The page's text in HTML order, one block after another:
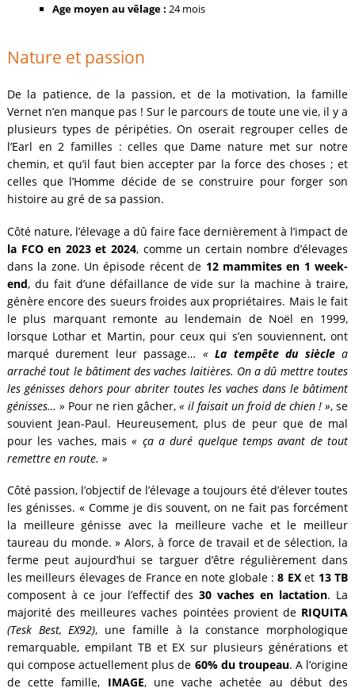
Age moyen au vêlage : 24 mois
Nature et passion
De la patience, de la passion, et de la motivation, la famille
Vernet n’en manque pas ! Sur le parcours de toute une vie, il y a
plusieurs types de péripéties. On oserait regrouper celles de
l’Earl en 2 familles : celles que Dame nature met sur notre
chemin, et qu’il faut bien accepter par la force des choses ; et
celles que l’Homme décide de se construire pour forger son
histoire au gré de sa passion.
Côté nature, l’élevage a dû faire face dernièrement à l’impact de
la FCO en 2023 et 2024, comme un certain nombre d’élevages
dans la zone. Un épisode récent de 12 mammites en 1 week-
end, du fait d’une défaillance de vide sur la machine à traire,
génère encore des sueurs froides aux propriétaires. Mais le fait
le plus marquant remonte au lendemain de Noël en 1999,
lorsque Lothar et Martin, pour ceux qui s’en souviennent, ont
marqué durement leur passage… «La tempête du sièclea
arraché tout le bâtiment des vaches laitières. On a dû mettre toutes
les génisses dehors pour abriter toutes les vaches dans le bâtiment
génisses… » Pour ne rien gâcher, « il faisait un froid de chien ! », se
souvient Jean-Paul. Heureusement, plus de peur que de mal
pour les vaches, mais« ça a duré quelque temps avant de tout
remettre en route. »
Côté passion, l’objectif de l’élevage a toujours été d’élever toutes
les génisses. « Comme je dis souvent, on ne fait pas forcément
la meilleure génisse avec la meilleure vache et le meilleur
taureau du monde. » Alors, à force de travail et de sélection, la
ferme peut aujourd’hui se targuer d’être régulièrement dans
les meilleurs élevages de France en note globale :8 EXet 13 TB
composent à ce jour l’effectif des30 vaches en lactation. La
majorité des meilleures vaches pointées provient de RIQUITA
(Tesk Best, EX92), une famille à la constance morphologique
remarquable, empilant TB et EX sur plusieurs générations et
qui compose actuellement plus de 60% du troupeau. A l’origine
de cette famille, IMAGE, une vache achetée au début des